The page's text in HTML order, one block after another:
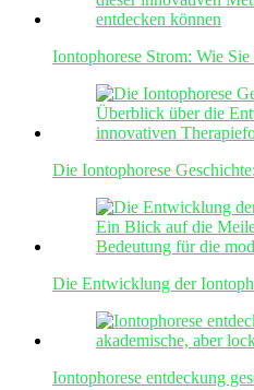
Iontophorese Strom: Wie
Die Iontophorese
Die Entwicklung der
Iontophorese entdeckung